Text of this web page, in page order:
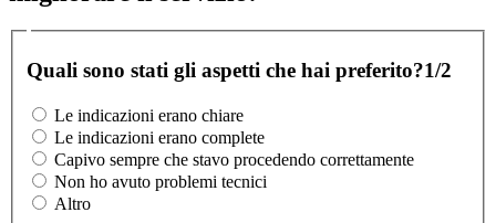
Quali sono stati gli aspetti che hai preferito?1/2
Le indicazioni erano chiare
Le indicazioni erano complete
Capivo sempre che stavo procedendo correttamente
Non ho avuto problemi tecnici
Altro